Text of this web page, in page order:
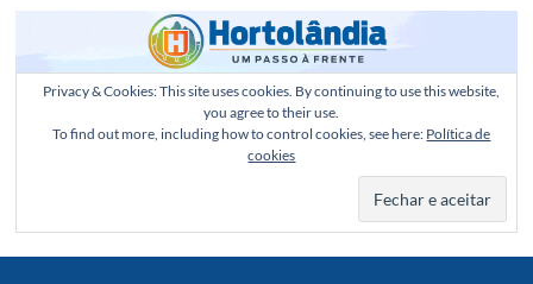
Privacy & Cookies: This site uses cookies. By continuing to use this website,
you agree to their use.
To find out more, including how to control cookies, see here: Política de
cookies